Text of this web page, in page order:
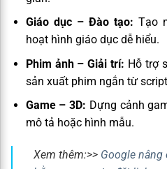
Giáo dục – Đào tạo: Tạo
hoạt hình giáo dục dễ hiểu.
Phim ảnh – Giải trí: Hỗ trợ
sản xuất phim ngắn từ
Game – 3D: Dựng cảnh
mô tả hoặc hình mẫu.
Xem thêm:>> Google nâng